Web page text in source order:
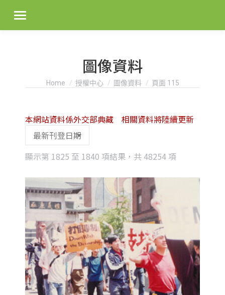
圖像資料
You are here:
Home 授權中心 圖像資料 頁面 115
顯示第 1825 至 1840 項結果，共 48254 項
latest
本網站資料係外交部典藏 相關資料將陸續更新